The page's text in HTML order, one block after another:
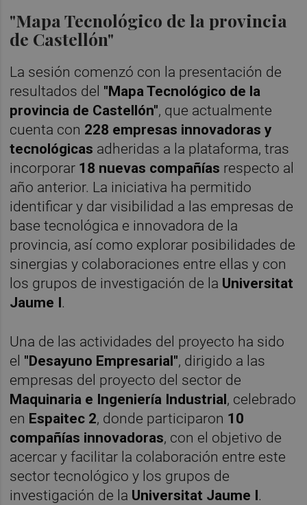
"Mapa Tecnológico de la provincia
de Castellón"
La sesión comenzó con la presentación de
resultados del "Mapa Tecnológico de la
provincia de Castellón", que actualmente
cuenta con 228 empresas innovadoras y
tecnológicas adheridas a la plataforma, tras
incorporar 18 nuevas compañías respecto al
año anterior. La iniciativa ha permitido
identificar y dar visibilidad a las empresas de
base tecnológica e innovadora de la
provincia, así como explorar posibilidades de
sinergias y colaboraciones entre ellas y con
los grupos de investigación de la Universitat
Jaume I.
Una de las actividades del proyecto ha sido
el "Desayuno Empresarial", dirigido a las
empresas del proyecto del sector de
Maquinaria e Ingeniería Industrial, celebrado
en Espaitec 2, donde participaron 10
compañías innovadoras, con el objetivo de
acercar y facilitar la colaboración entre este
sector tecnológico y los grupos de
investigación de la Universitat Jaume I.